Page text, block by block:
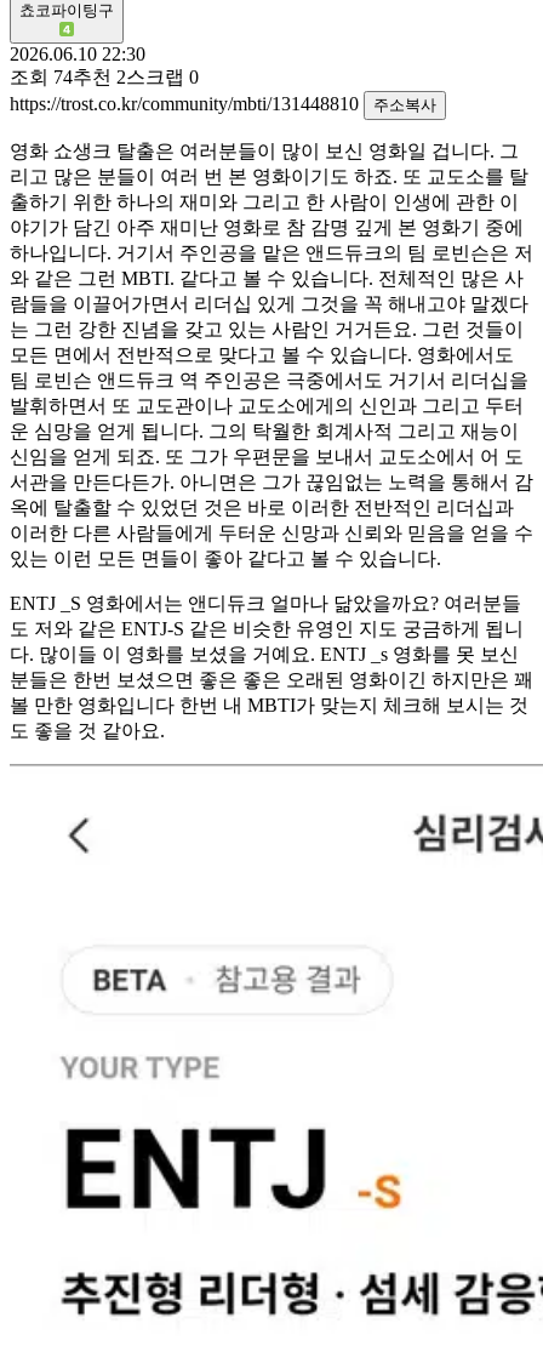
쵸코파이팅구
2026.06.10 22:30
조회 74추천 2스크랩 0
https://trost.co.kr/community/mbti/131448810
주소복사
영화 쇼생크 탈출은 여러분들이 많이 보신 영화일 겁니다. 그
리고 많은 분들이 여러 번 본 영화이기도 하죠. 또 교도소를 탈
출하기 위한 하나의 재미와 그리고 한 사람이 인생에 관한 이
야기가 담긴 아주 재미난 영화로 참 감명 깊게 본 영화기 중에
하나입니다. 거기서 주인공을 맡은 앤드듀크의 팀 로빈슨은 저
와 같은 그런 MBTI. 같다고 볼 수 있습니다. 전체적인 많은 사
람들을 이끌어가면서 리더십 있게 그것을 꼭 해내고야 말겠다
는 그런 강한 진념을 갖고 있는 사람인 거거든요. 그런 것들이
모든 면에서 전반적으로 맞다고 볼 수 있습니다. 영화에서도
팀 로빈슨 앤드듀크 역 주인공은 극중에서도 거기서 리더십을
발휘하면서 또 교도관이나 교도소에게의 신인과 그리고 두터
운 심망을 얻게 됩니다. 그의 탁월한 회계사적 그리고 재능이
신임을 얻게 되죠. 또 그가 우편문을 보내서 교도소에서 어 도
서관을 만든다든가. 아니면은 그가 끊임없는 노력을 통해서 감
옥에 탈출할 수 있었던 것은 바로 이러한 전반적인 리더십과
이러한 다른 사람들에게 두터운 신망과 신뢰와 믿음을 얻을 수
있는 이런 모든 면들이 좋아 같다고 볼 수 있습니다.
ENTJ _S 영화에서는 앤디듀크 얼마나 닮았을까요? 여러분들
도 저와 같은 ENTJ-S 같은 비슷한 유영인 지도 궁금하게 됩니
다. 많이들 이 영화를 보셨을 거예요. ENTJ _s 영화를 못 보신
분들은 한번 보셨으면 좋은 좋은 오래된 영화이긴 하지만은 꽤
볼 만한 영화입니다 한번 내 MBTI가 맞는지 체크해 보시는 것
도 좋을 것 같아요.